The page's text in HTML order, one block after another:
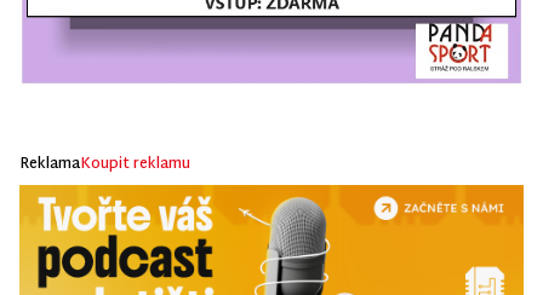
ReklamaKoupit reklamu